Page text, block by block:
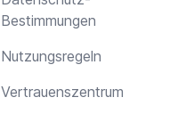
Bestimmungen
Nutzungsregeln
Vertrauenszentrum